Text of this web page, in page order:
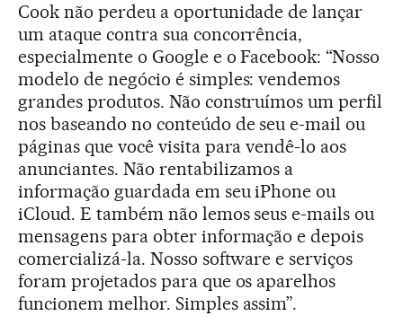
Cook não perdeu a oportunidade de lançar
um ataque contra sua concorrência,
especialmente o Google e o Facebook: “Nosso
modelo de negócio é simples: vendemos
grandes produtos. Não construímos um perfil
nos baseando no conteúdo de seu e-mail ou
páginas que você visita para vendê-lo aos
anunciantes. Não rentabilizamos a
informação guardada em seu iPhone ou
iCloud. E também não lemos seus e-mails ou
mensagens para obter informação e depois
comercializá-la. Nosso software e serviços
foram projetados para que os aparelhos
funcionem melhor. Simples assim”.